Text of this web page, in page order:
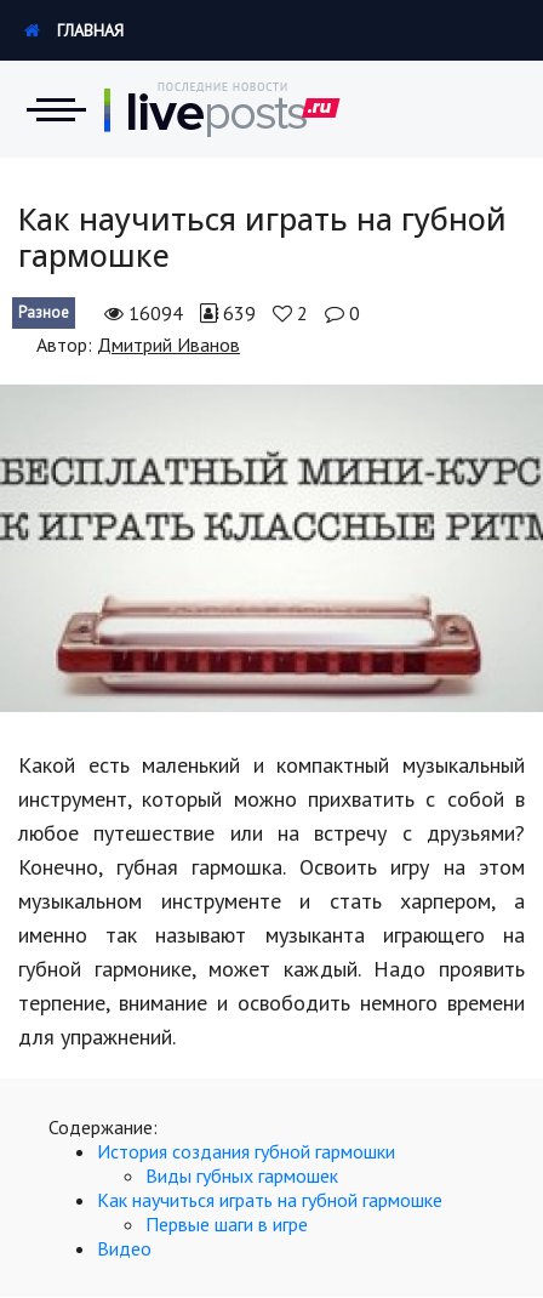
Экономика
Происшествия
Наука и техника
Политика
В мире
Культура
Авто, мото
Спорт
Знаменитости
Статьи
Обзоры
Рецепты
Красота и здоровье
Авто, мото
Дом и сад
Недвижимость
ГЛАВНАЯ
Как научиться играть на губной
гармошке
Разное 16094 639 2
0
Автор: Дмитрий Иванов
Какой есть маленький и компактный музыкальный
инструмент, который можно прихватить с собой в
любое путешествие или на встречу с друзьями?
Конечно, губная гармошка. Освоить игру на этом
музыкальном инструменте и стать харпером, а
именно так называют музыканта играющего на
губной гармонике, может каждый. Надо проявить
терпение, внимание и освободить немного времени
для упражнений.
Содержание:
История создания губной гармошки
Виды губных гармошек
Как научиться играть на губной гармошке
Первые шаги в игре
Видео